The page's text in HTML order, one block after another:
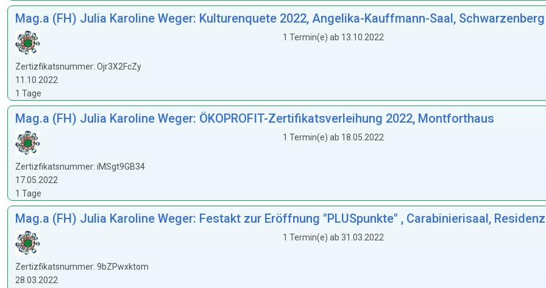
Mag.a (FH) Julia Karoline Weger: Kulturenquete 2022, Angelika-Kauffmann-Saal, Schwarzenberg
Zertizfikatsnummer: Ojr3X2FcZy
11.10.2022
1 Tage
1 Termin(e) ab 13.10.2022
Mag.a (FH) Julia Karoline Weger: ÖKOPROFIT-Zertifikatsverleihung 2022, Montforthaus
Zertizfikatsnummer: iMSgt9GB34
17.05.2022
1 Tage
1 Termin(e) ab 18.05.2022
Mag.a (FH) Julia Karoline Weger: Festakt zur Eröffnung "PLUSpunkte" , Carabinierisaal,
Zertizfikatsnummer: 9bZPwxktom
28.03.2022
1 Termin(e) ab 31.03.2022